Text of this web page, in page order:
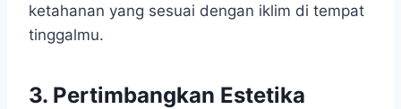
ketahanan yang sesuai dengan iklim di tempat
tinggalmu.
3. Pertimbangkan Estetika